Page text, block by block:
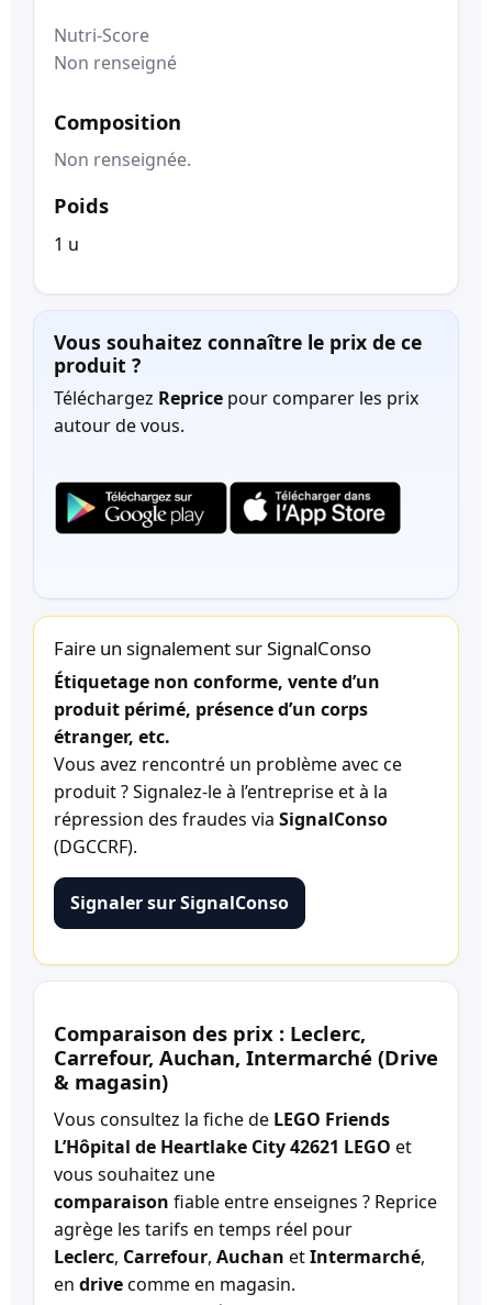
Nutri-Score
Non renseigné
Composition
Non renseignée.
Poids
1 u
Vous souhaitez connaître le prix de ce
produit ?
Téléchargez Reprice pour comparer les prix
autour de vous.
Faire un signalement sur SignalConso
Étiquetage non conforme, vente d’un
produit périmé, présence d’un corps
étranger, etc.
Vous avez rencontré un problème avec ce
produit ? Signalez-le à l’entreprise et à la
répression des fraudes via SignalConso
(DGCCRF).
Signaler sur SignalConso
Comparaison des prix : Leclerc,
Carrefour, Auchan, Intermarché (Drive
& magasin)
Vous consultez la fiche de LEGO Friends
L’Hôpital de Heartlake City 42621 LEGO et
vous souhaitez une
comparaison fiable entre enseignes ? Reprice
agrège les tarifs en temps réel pour
Leclerc, Carrefour, Auchan etIntermarché,
en drivecomme en magasin.